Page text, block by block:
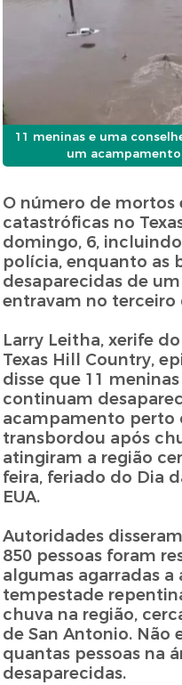
11 meninas e uma
um
O número de mortos
catastróficas no
domingo, 6,
polícia, enquanto as
desaparecidas de
entravam no terceiro
Larry Leitha, xerife
Texas Hill Country,
disse que 11
continuam
acampamento perto
transbordou após
atingiram a região
feira, feriado do Dia
EUA.
Autoridades
850 pessoas foram
algumas agarradas a
tempestade
chuva na região,
de San Antonio. Não
quantas pessoas na
desaparecidas.